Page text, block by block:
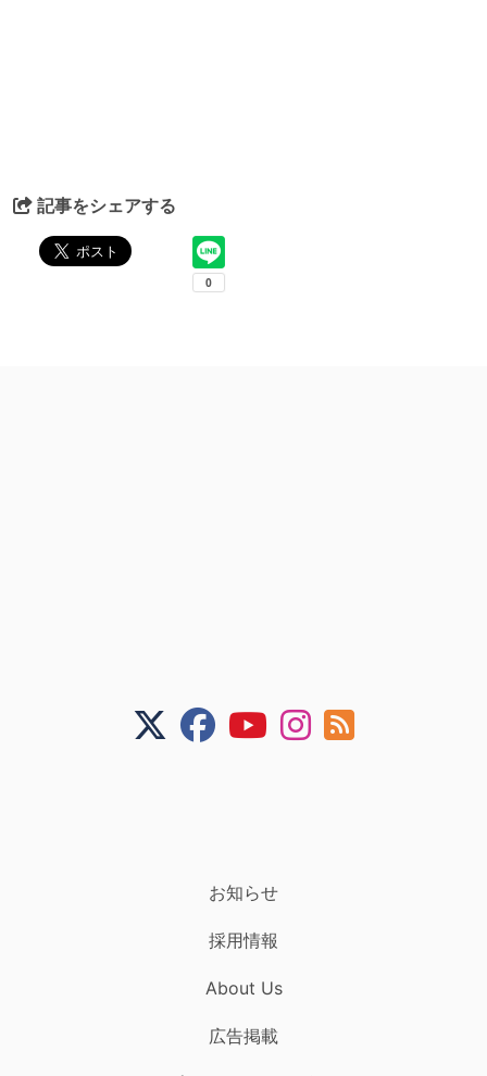
記事をシェアする
お知らせ
採用情報
About Us
広告掲載